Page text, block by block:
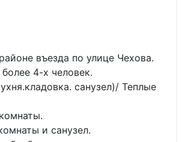
въезда по улице Чехова.
4-х человек.
санузел)/ Теплые
и санузел.